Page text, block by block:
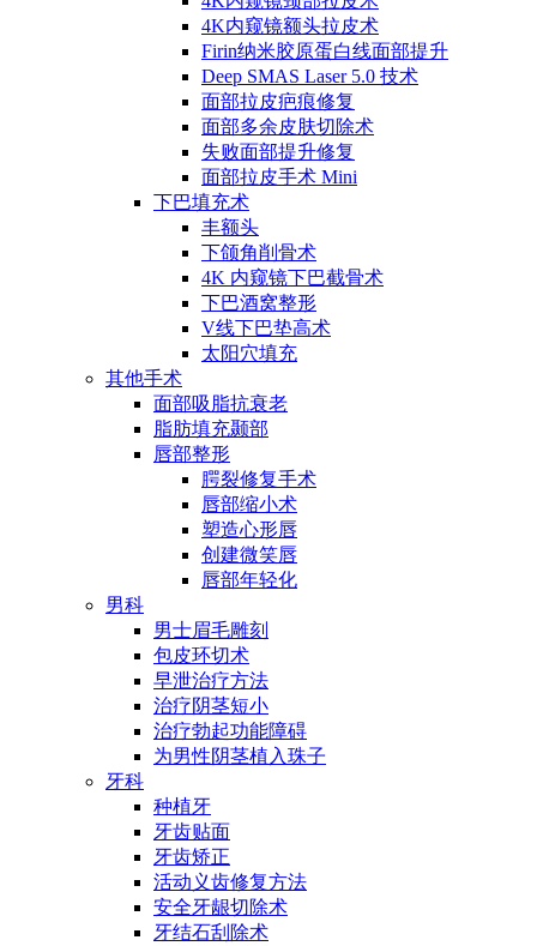
4K内窥镜额头拉皮术
Firin纳米胶原蛋白线面部提升
Deep SMAS Laser 5.0 技术
面部拉皮疤痕修复
面部多余皮肤切除术
失败面部提升修复
面部拉皮手术 Mini
下巴填充术
丰额头
下颌角削骨术
4K 内窥镜下巴截骨术
下巴酒窝整形
V线下巴垫高术
太阳穴填充
其他手术
面部吸脂抗衰老
脂肪填充颞部
唇部整形
腭裂修复手术
唇部缩小术
塑造心形唇
创建微笑唇
唇部年轻化
男科
男士眉毛雕刻
包皮环切术
早泄治疗方法
治疗阴茎短小
治疗勃起功能障碍
为男性阴茎植入珠子
牙科
种植牙
牙齿贴面
牙齿矫正
活动义齿修复方法
安全牙龈切除术
牙结石刮除术